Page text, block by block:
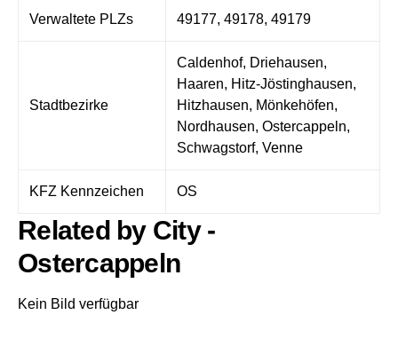
Verwaltete PLZs 49177, 49178, 49179
Stadtbezirke
Caldenhof, Driehausen,
Haaren, Hitz-Jöstinghausen,
Hitzhausen, Mönkehöfen,
Nordhausen, Ostercappeln,
Schwagstorf, Venne
KFZ Kennzeichen OS
Related by City -
Ostercappeln
Kein Bild verfügbar